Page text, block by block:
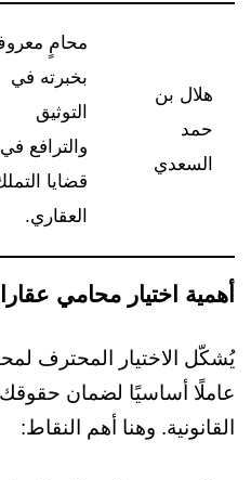
هلال بن
حمد
السعدي
محامٍ
بخبرته في
التوثيق
والترافع في
قضايا
العقاري.
أهمية اختيار محامي
يُشكّل الاختيار المحترف
عاملًا أساسيًا لضمان
القانونية. وهنا أهم النقاط: